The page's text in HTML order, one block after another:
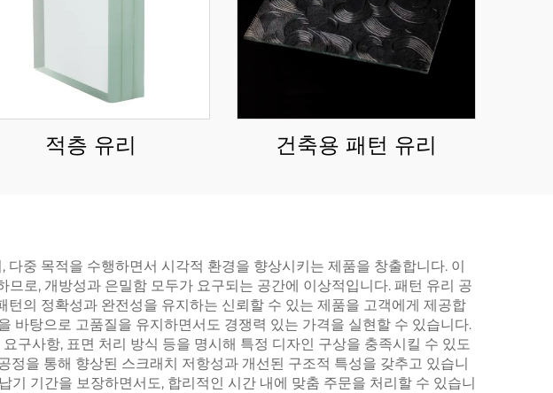
적층 유리 건축용 패턴 유리
중 목적을 수행하면서 시각적 환경을 향상시키는 제품을 창출합니다. 이
로, 개방성과 은밀함 모두가 요구되는 공간에 이상적입니다. 패턴 유리 공
의 정확성과 완전성을 유지하는 신뢰할 수 있는 제품을 고객에게 제공합
바탕으로 고품질을 유지하면서도 경쟁력 있는 가격을 실현할 수 있습니다.
구사항, 표면 처리 방식 등을 명시해 특정 디자인 구상을 충족시킬 수 있도
을 통해 향상된 스크래치 저항성과 개선된 구조적 특성을 갖추고 있습니
기간을 보장하면서도, 합리적인 시간 내에 맞춤 주문을 처리할 수 있습니